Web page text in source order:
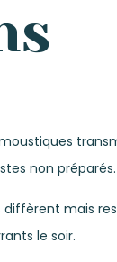
non préparés.
diffèrent mais
le soir.